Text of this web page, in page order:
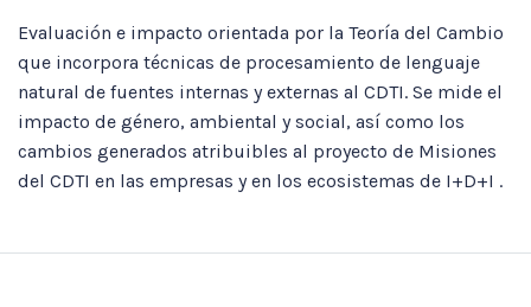
Evaluación e impacto orientada por la Teoría del Cambio
que incorpora técnicas de procesamiento de lenguaje
natural de fuentes internas y externas al CDTI. Se mide el
impacto de género, ambiental y social, así como los
cambios generados atribuibles al proyecto de Misiones
del CDTI en las empresas y en los ecosistemas de I+D+I .